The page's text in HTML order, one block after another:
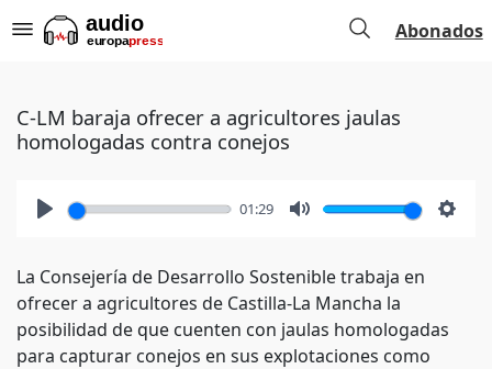
Abonados
C-LM baraja ofrecer a agricultores jaulas
homologadas contra conejos
01:29
La Consejería de Desarrollo Sostenible trabaja en
ofrecer a agricultores de Castilla-La Mancha la
posibilidad de que cuenten con jaulas homologadas
para capturar conejos en sus explotaciones como